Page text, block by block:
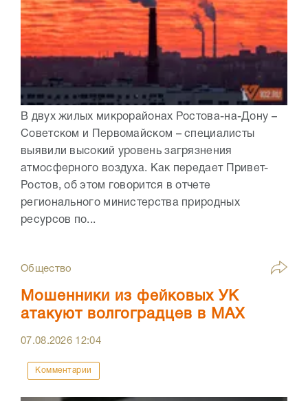
В двух жилых микрорайонах Ростова-на-Дону –
Советском и Первомайском – специалисты
выявили высокий уровень загрязнения
атмосферного воздуха. Как передает Привет-
Ростов, об этом говорится в отчете
регионального министерства природных
ресурсов по...
Общество
Мошенники из фейковых УК
атакуют волгоградцев в МАХ
07.08.2026 12:04
Комментарии